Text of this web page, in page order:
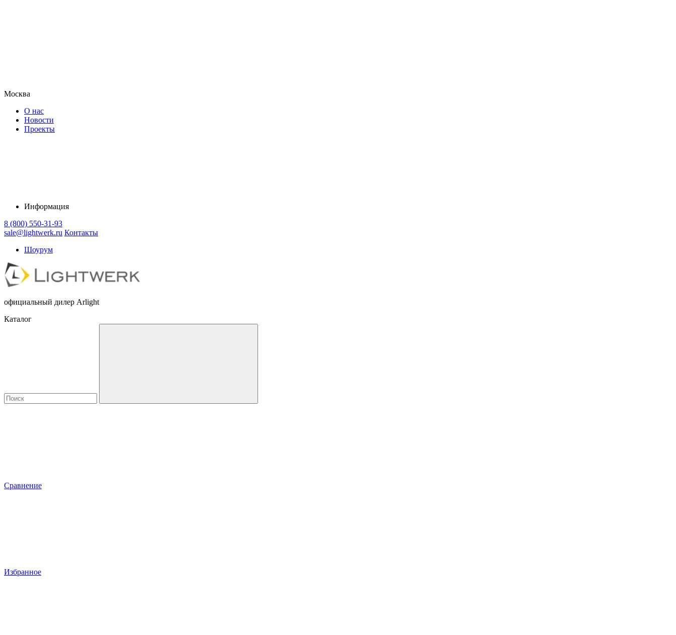
Москва
О нас
Новости
Проекты
Информация
8 (800) 550-31-93
sale@lightwerk.ru Контакты
Шоурум
официальный дилер Arlight
Каталог
Сравнение
Избранное